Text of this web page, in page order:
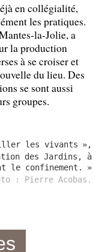
en collégialité,
les pratiques.
la-Jolie, a
la production
à se croiser et
du lieu. Des
se sont aussi
groupes.
les vivants »,
des Jardins, à
le confinement.
»
: Pierre Acobas.